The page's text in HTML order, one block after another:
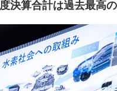
決算合計は過去最高